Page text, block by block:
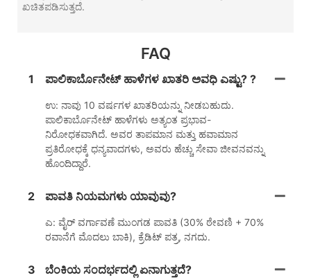
ಖಚಿತಪಡಿಸುತ್ತದೆ.
FAQ
1 ಪಾಲಿಕಾರ್ಬೊನೇಟ್ ಹಾಳೆಗಳ ಖಾತರಿ ಅವಧಿ ಎಷ್ಟು? ?
ಉ: ನಾವು 10 ವರ್ಷಗಳ ಖಾತರಿಯನ್ನು ನೀಡಬಹುದು.
ಪಾಲಿಕಾರ್ಬೊನೇಟ್ ಹಾಳೆಗಳು ಅತ್ಯಂತ ಪ್ರಭಾವ-
ನಿರೋಧಕವಾಗಿದೆ. ಅವರ ತಾಪಮಾನ ಮತ್ತು ಹವಾಮಾನ
ಪ್ರತಿರೋಧಕ್ಕೆ ಧನ್ಯವಾದಗಳು, ಅವರು ಹೆಚ್ಚು ಸೇವಾ ಜೀವನವನ್ನು
ಹೊಂದಿದ್ದಾರೆ.
2 ಪಾವತಿ ನಿಯಮಗಳು ಯಾವುವು?
ಎ: ವೈರ್ ವರ್ಗಾವಣೆ ಮುಂಗಡ ಪಾವತಿ (30% ಠೇವಣಿ + 70%
ರವಾನೆಗೆ ಮೊದಲು ಬಾಕಿ), ಕ್ರೆಡಿಟ್ ಪತ್ರ, ನಗದು.
3 ಬೆಂಕಿಯ ಸಂದರ್ಭದಲ್ಲಿ ಏನಾಗುತ್ತದೆ?